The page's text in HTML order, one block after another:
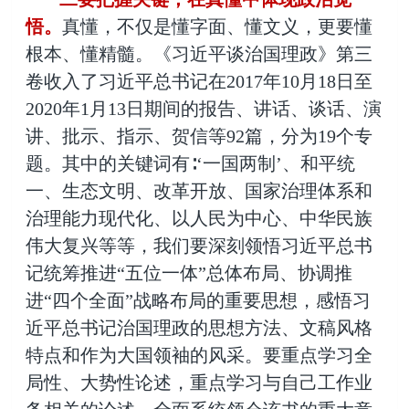
悟。真懂，不仅是懂字面、懂文义，更要懂
根本、懂精髓。《习近平谈治国理政》第三
卷收入了习近平总书记在2017年10月18日至
2020年1月13日期间的报告、讲话、谈话、演
讲、批示、指示、贺信等92篇，分为19个专
题。其中的关键词有∶‘一国两制’、和平统
一、生态文明、改革开放、国家治理体系和
治理能力现代化、以人民为中心、中华民族
伟大复兴等等，我们要深刻领悟习近平总书
记统筹推进“五位一体”总体布局、协调推
进“四个全面”战略布局的重要思想，感悟习
近平总书记治国理政的思想方法、文稿风格
特点和作为大国领袖的风采。要重点学习全
局性、大势性论述，重点学习与自己工作业